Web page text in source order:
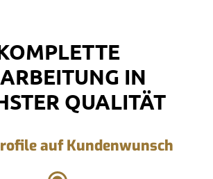
IN
QUALITÄT
auf Kundenwunsch